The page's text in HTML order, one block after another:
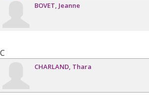
BOVET Jeanne
C
CHARLAND Thara